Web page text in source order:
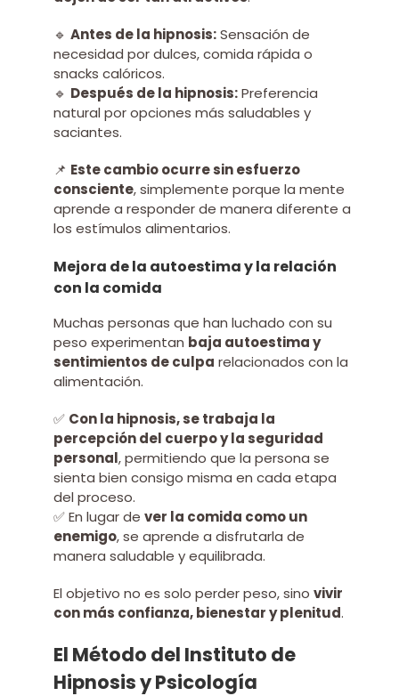
🔹 Antes de la hipnosis:Sensación de
necesidad por dulces, comida rápida o
snacks calóricos.
🔹 Después de la hipnosis:Preferencia
natural por opciones más saludables y
saciantes.
📌 Este cambio ocurre sin esfuerzo
consciente, simplemente porque la mente
aprende a responder de manera diferente a
los estímulos alimentarios.
Mejora de la autoestima y la relación
con la comida
Muchas personas que han luchado con su
peso experimentan baja autoestima y
sentimientos de culpa relacionados con la
alimentación.
✅ Con la hipnosis, se trabaja la
percepción del cuerpo y la seguridad
personal, permitiendo que la persona se
sienta bien consigo misma en cada etapa
del proceso.
✅ En lugar de ver la comida como un
enemigo, se aprende a disfrutarla de
manera saludable y equilibrada.
El objetivo no es solo perder peso, sino vivir
con más confianza, bienestar y plenitud.
El Método del Instituto de
Hipnosis y Psicología